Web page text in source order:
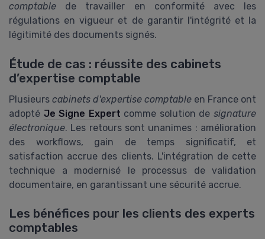
comptable de travailler en conformité avec les
régulations en vigueur et de garantir l'intégrité et la
légitimité des documents signés.
Étude de cas : réussite des cabinets
d’expertise comptable
Plusieurs cabinets d'expertise comptable en France ont
adopté Je Signe Expert comme solution designature
électronique. Les retours sont unanimes : amélioration
des workflows, gain de temps significatif, et
satisfaction accrue des clients. L'intégration de cette
technique a modernisé le processus de validation
documentaire, en garantissant une sécurité accrue.
Les bénéfices pour les clients des experts
comptables